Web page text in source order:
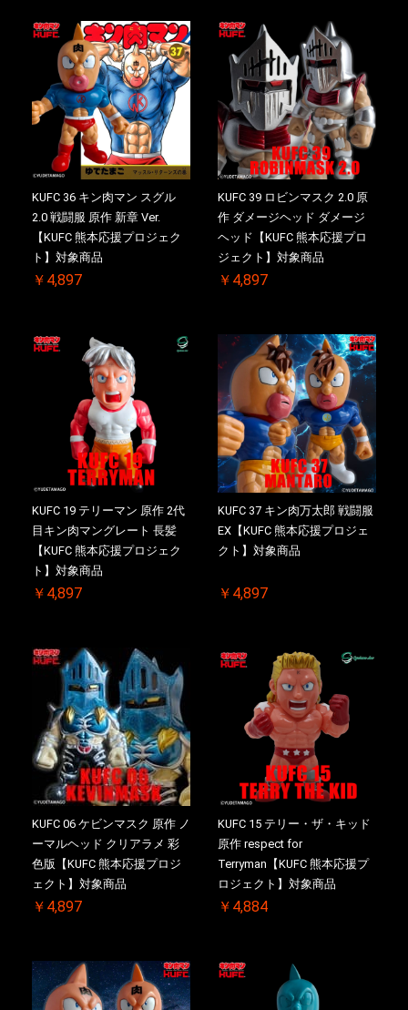
KUFC 36 キン肉マン スグル
2.0 戦闘服 原作 新章 Ver.
【KUFC 熊本応援プロジェク
ト】対象商品
￥4,897
KUFC 39 ロビンマスク 2.0 原
作 ダメージヘッド ダメージ
ヘッド【KUFC 熊本応援プロ
ジェクト】対象商品
￥4,897
KUFC 19 テリーマン 原作 2代
目キン肉マングレート 長髪
【KUFC 熊本応援プロジェク
ト】対象商品
￥4,897
KUFC 37 キン肉万太郎 戦闘服
EX【KUFC 熊本応援プロジェ
クト】対象商品
￥4,897
KUFC 06 ケビンマスク 原作 ノ
ーマルヘッド クリアラメ 彩
色版【KUFC 熊本応援プロジ
ェクト】対象商品
￥4,897
KUFC 15 テリー・ザ・キッド
原作 respect for
Terryman【KUFC 熊本応援プ
ロジェクト】対象商品
￥4,884